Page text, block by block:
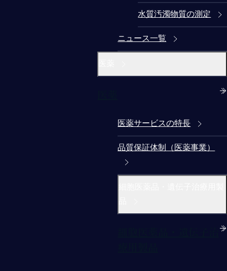
水質汚濁物質の測定
ニュース一覧
医薬サービスの特長
品質保証体制（医薬事業）